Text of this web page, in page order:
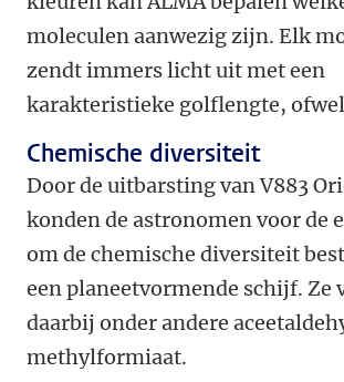
moleculen aanwezig zijn. Elk
zendt immers licht uit met een
karakteristieke golflengte,
Chemische diversiteit
Door de uitbarsting van V883
konden de astronomen voor de
om de chemische diversiteit
een planeetvormende schijf. Ze
daarbij onder andere
methylformiaat.